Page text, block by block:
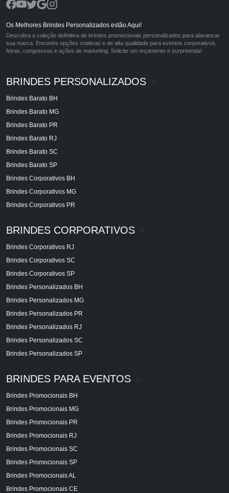
Os Melhores Brindes Personalizados estão Aqui!
Descubra a coleção definitiva de brindes promocionais personalizados para alavancar
sua marca. Encontre opções criativas e de alta qualidade para eventos corporativos,
feiras, congressos e ações de marketing. Solicite um orçamento e surpreenda!
BRINDES PERSONALIZADOS
Brindes Barato BH
Brindes Barato MG
Brindes Barato PR
Brindes Barato RJ
Brindes Barato SC
Brindes Barato SP
Brindes Corporativos BH
Brindes Corporativos MG
Brindes Corporativos PR
BRINDES CORPORATIVOS
Brindes Corporativos RJ
Brindes Corporativos SC
Brindes Corporativos SP
Brindes Personalizados BH
Brindes Personalizados MG
Brindes Personalizados PR
Brindes Personalizados RJ
Brindes Personalizados SC
Brindes Personalizados SP
BRINDES PARA EVENTOS
Brindes Promocionais BH
Brindes Promocionais MG
Brindes Promocionais PR
Brindes Promocionais RJ
Brindes Promocionais SC
Brindes Promocionais SP
Brindes Promocionais AL
Brindes Promocionais CE